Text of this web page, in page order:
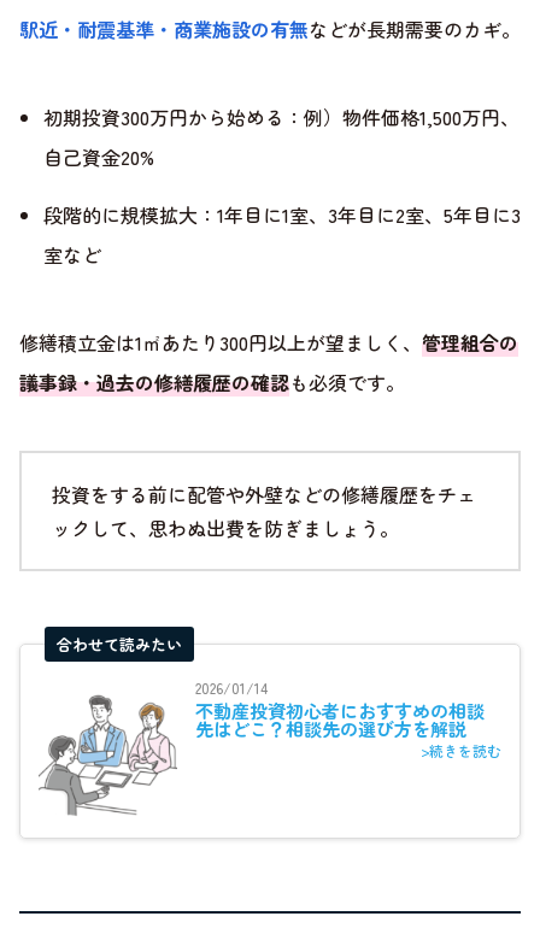
駅近・耐震基準・商業施設の有無などが長期需要のカギ。
初期投資300万円から始める：例）物件価格1,500万円、
自己資金20%
段階的に規模拡大：1年目に1室、3年目に2室、5年目に3
室など
修繕積立金は1㎡あたり300円以上が望ましく、 管理組合の
議事録・過去の修繕履歴の確認も必須です。
投資をする前に配管や外壁などの修繕履歴をチェ
ックして、思わぬ出費を防ぎましょう。
合わせて読みたい
2026/01/14
不動産投資初心者におすすめの相談
先はどこ？相談先の選び方を解説
>続きを読む